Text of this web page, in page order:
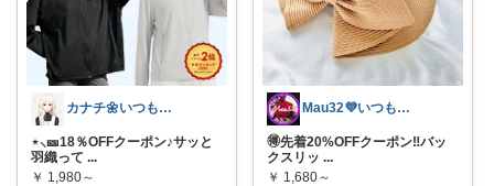
カナチ🌼いつもご覧くださり感謝ꕤ
⋆⸜🎫18％OFFクーポン♪サッと
羽織って ...
￥ 1,980～
Mau32💜いつも有難うございます😊
🉐先着20%OFFクーポン‼️バッ
クスリッ ...
￥ 1,680～